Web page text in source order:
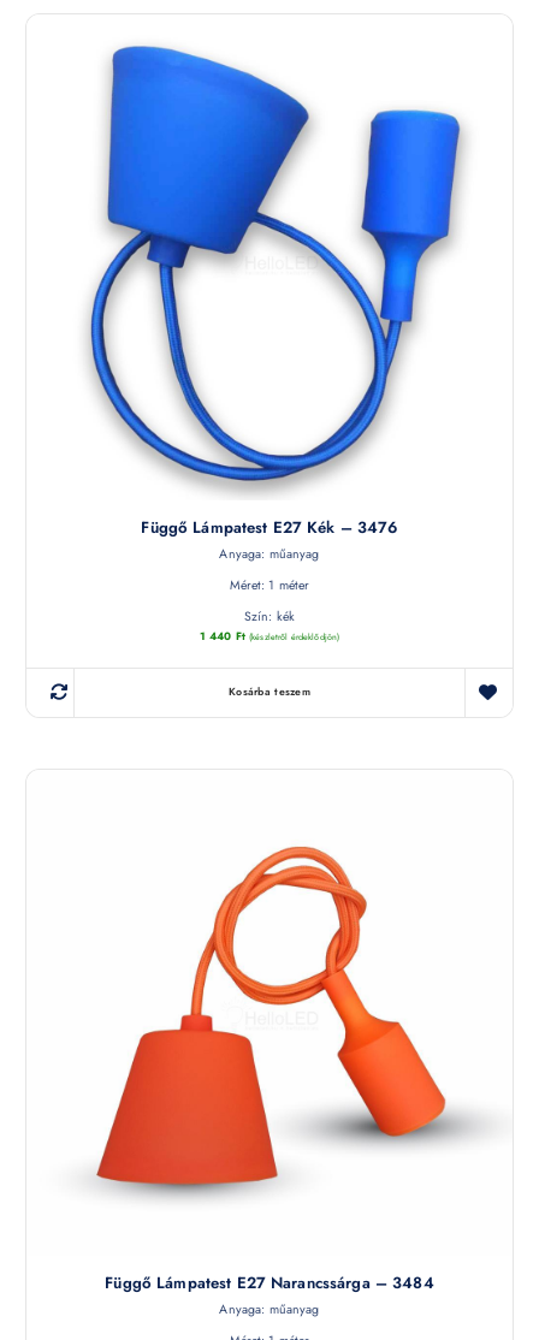
Függő Lámpatest E27 Kék – 3476
Anyaga: műanyag
Méret: 1 méter
Szín: kék
1 440 Ft (készletről érdeklődjön)
Kosárba teszem
Függő Lámpatest E27 Narancssárga – 3484
Anyaga: műanyag